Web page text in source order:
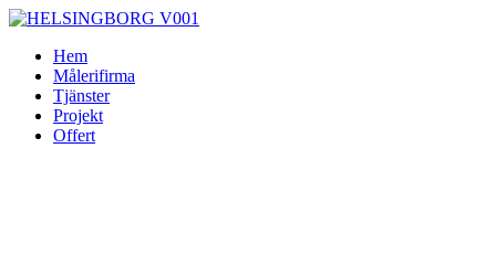
Skip
contentHem
Målerifirma
Tjänster
Projekt
Offert